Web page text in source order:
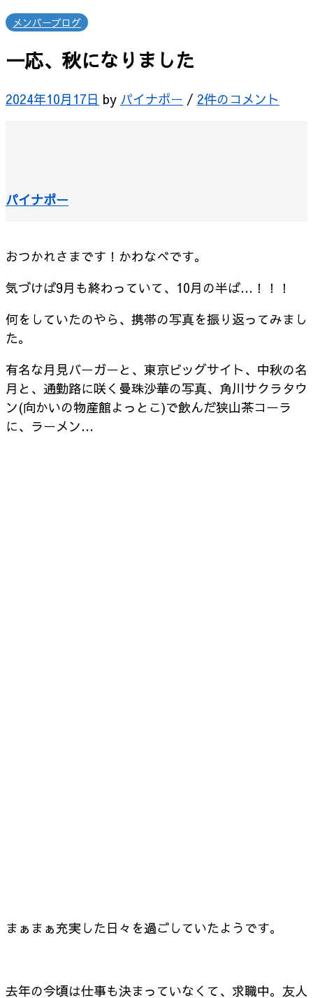
メンバーブログ
一応、秋になりました
2024年10月17日 by パイナポー / 2件のコメント
パイナポー
おつかれさまです！かわなべです。
気づけば9月も終わっていて、10月の半ば…！！！
何をしていたのやら、携帯の写真を振り返ってみまし
た。
有名な月見バーガーと、東京ビッグサイト、中秋の名
月と、通勤路に咲く曼珠沙華の写真、角川サクラタウ
ン(向かいの物産館よっとこ)で飲んだ狭山茶コーラ
に、ラーメン…
まぁまぁ充実した日々を過ごしていたようです。
去年の今頃は仕事も決まっていなくて、求職中。友人